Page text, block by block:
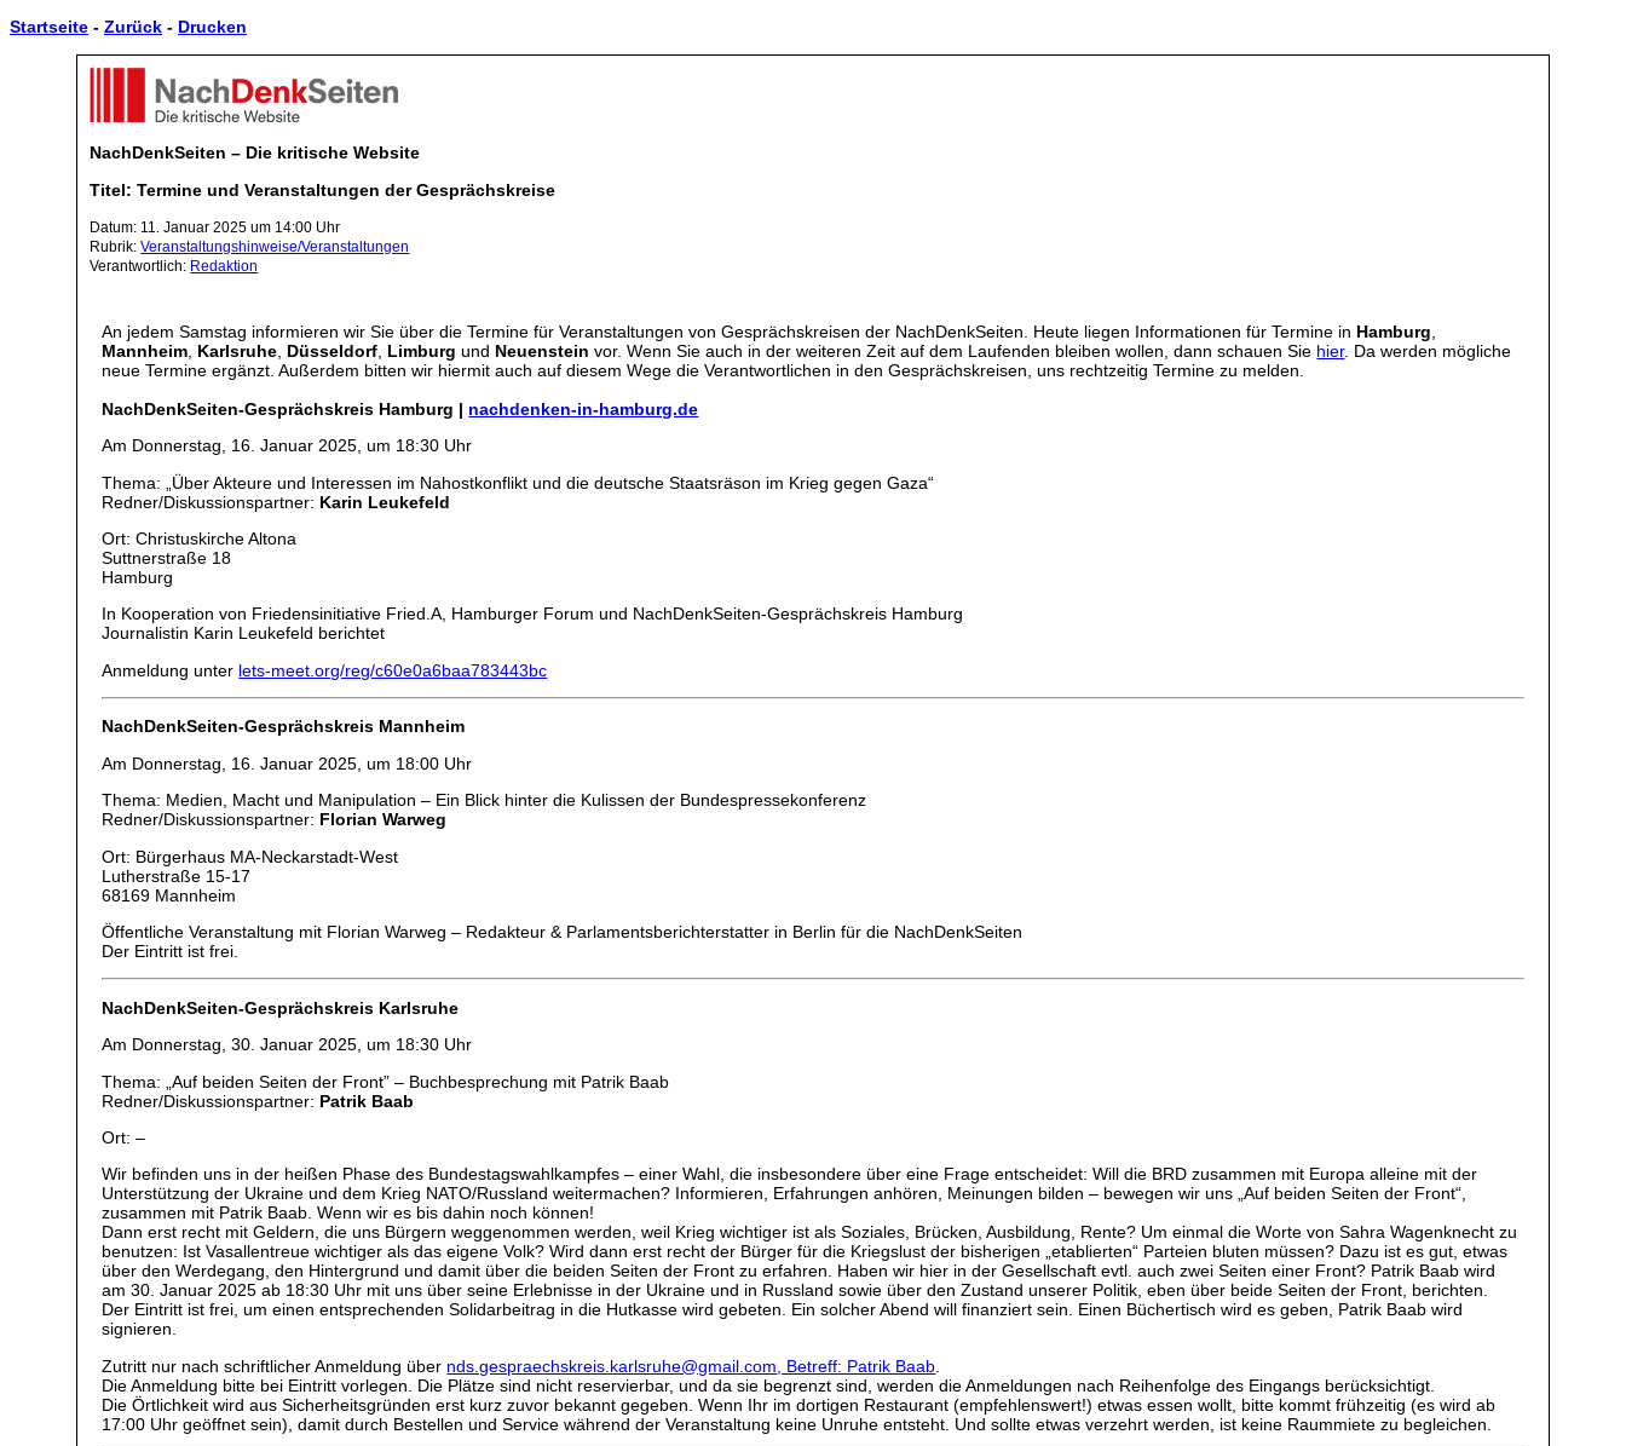
Startseite - Zurück - Drucken
NachDenkSeiten – Die kritische Website
Titel: Termine und Veranstaltungen der Gesprächskreise
Datum: 11. Januar 2025 um 14:00 Uhr
Rubrik:Veranstaltungshinweise/Veranstaltungen
Verantwortlich: Redaktion
An jedem Samstag informieren wir Sie über die Termine für Veranstaltungen von Gesprächskreisen der NachDenkSeiten. Heute liegen Informationen für Termine in Hamburg
Mannheim Karlsruhe Düsseldorf Limburg und Neuenstein vor. Wenn Sie auch in der weiteren Zeit auf dem Laufenden bleiben wollen, dann schauen Sie hier. Da werden mögliche
neue Termine ergänzt. Außerdem bitten wir hiermit auch auf diesem Wege die Verantwortlichen in den Gesprächskreisen, uns rechtzeitig Termine zu melden.
NachDenkSeiten-Gesprächskreis Hamburg | nachdenken-in-hamburg.de
Am Donnerstag, 16. Januar 2025, um 18:30 Uhr
Thema: „Über Akteure und Interessen im Nahostkonflikt und die deutsche Staatsräson im Krieg gegen Gaza“
Redner/Diskussionspartner: Karin Leukefeld
Ort: Christuskirche Altona
Suttnerstraße 18
Hamburg
In Kooperation von Friedensinitiative Fried.A, Hamburger Forum und NachDenkSeiten-Gesprächskreis Hamburg
Journalistin Karin Leukefeld berichtet
Anmeldung unter lets-meet.org/reg/c60e0a6baa783443bc
NachDenkSeiten-Gesprächskreis Mannheim
Am Donnerstag, 16. Januar 2025, um 18:00 Uhr
Thema: Medien, Macht und Manipulation – Ein Blick hinter die Kulissen der Bundespressekonferenz
Redner/Diskussionspartner: Florian Warweg
Ort: Bürgerhaus MA-Neckarstadt-West
Lutherstraße 15-17
68169 Mannheim
Öffentliche Veranstaltung mit Florian Warweg – Redakteur & Parlamentsberichterstatter in Berlin für die NachDenkSeiten
Der Eintritt ist frei.
NachDenkSeiten-Gesprächskreis Karlsruhe
Am Donnerstag, 30. Januar 2025, um 18:30 Uhr
Thema: „Auf beiden Seiten der Front” – Buchbesprechung mit Patrik Baab
Redner/Diskussionspartner: Patrik Baab
Ort: –
Wir befinden uns in der heißen Phase des Bundestagswahlkampfes – einer Wahl, die insbesondere über eine Frage entscheidet: Will die BRD zusammen mit Europa alleine mit der
Unterstützung der Ukraine und dem Krieg NATO/Russland weitermachen? Informieren, Erfahrungen anhören, Meinungen bilden – bewegen wir uns „Auf beiden Seiten der Front“,
zusammen mit Patrik Baab. Wenn wir es bis dahin noch können!
Dann erst recht mit Geldern, die uns Bürgern weggenommen werden, weil Krieg wichtiger ist als Soziales, Brücken, Ausbildung, Rente? Um einmal die Worte von Sahra Wagenknecht zu
benutzen: Ist Vasallentreue wichtiger als das eigene Volk? Wird dann erst recht der Bürger für die Kriegslust der bisherigen „etablierten“ Parteien bluten müssen? Dazu ist es gut, etwas
über den Werdegang, den Hintergrund und damit über die beiden Seiten der Front zu erfahren. Haben wir hier in der Gesellschaft evtl. auch zwei Seiten einer Front? Patrik Baab wird
am 30. Januar 2025 ab 18:30 Uhr mit uns über seine Erlebnisse in der Ukraine und in Russland sowie über den Zustand unserer Politik, eben über beide Seiten der Front, berichten.
Der Eintritt ist frei, um einen entsprechenden Solidarbeitrag in die Hutkasse wird gebeten. Ein solcher Abend will finanziert sein. Einen Büchertisch wird es geben, Patrik Baab wird
signieren.
Zutritt nur nach schriftlicher Anmeldung über nds.gespraechskreis.karlsruhe@gmail.com , Betreff: Patrik Baab
Die Anmeldung bitte bei Eintritt vorlegen. Die Plätze sind nicht reservierbar, und da sie begrenzt sind, werden die Anmeldungen nach Reihenfolge des Eingangs berücksichtigt.
Die Örtlichkeit wird aus Sicherheitsgründen erst kurz zuvor bekannt gegeben. Wenn Ihr im dortigen Restaurant (empfehlenswert!) etwas essen wollt, bitte kommt frühzeitig (es wird ab
17:00 Uhr geöffnet sein), damit durch Bestellen und Service während der Veranstaltung keine Unruhe entsteht. Und sollte etwas verzehrt werden, ist keine Raummiete zu begleichen.